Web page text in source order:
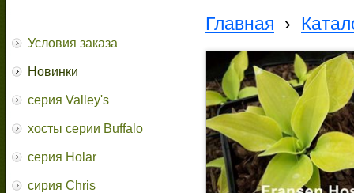
Условия заказа
Новинки
серия Valley's
хосты серии Buffalo
серия Holar
сирия Chris
Главная ›